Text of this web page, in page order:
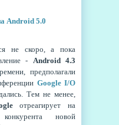
не скоро, а пока
- Android 4.3
предполагали
Google I/O
Тем не менее,
отреагирует на
новой